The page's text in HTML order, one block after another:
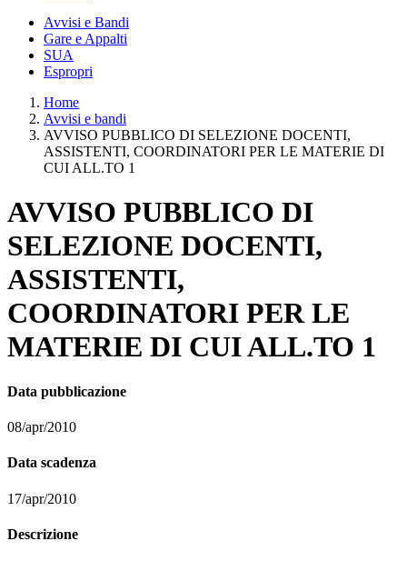
Avvisi e Bandi
Gare e Appalti
SUA
Espropri
Home
Avvisi e bandi
AVVISO PUBBLICO DI SELEZIONE DOCENTI,
ASSISTENTI, COORDINATORI PER LE MATERIE DI
CUI ALL.TO 1
AVVISO PUBBLICO DI
SELEZIONE DOCENTI,
ASSISTENTI,
COORDINATORI PER LE
MATERIE DI CUI ALL.TO 1
Data pubblicazione
08/apr/2010
Data scadenza
17/apr/2010
Descrizione